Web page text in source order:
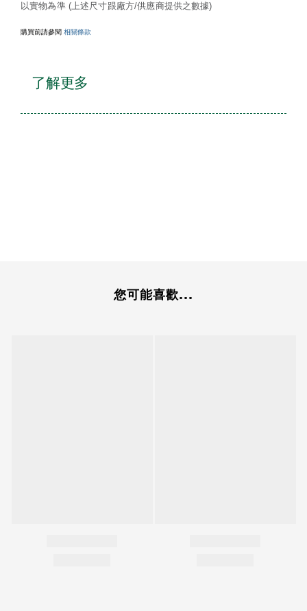
以實物為準 (上述尺寸跟廠方/供應商提供之數據)
購買前請參閱 相關條款
了解更多
您可能喜歡...